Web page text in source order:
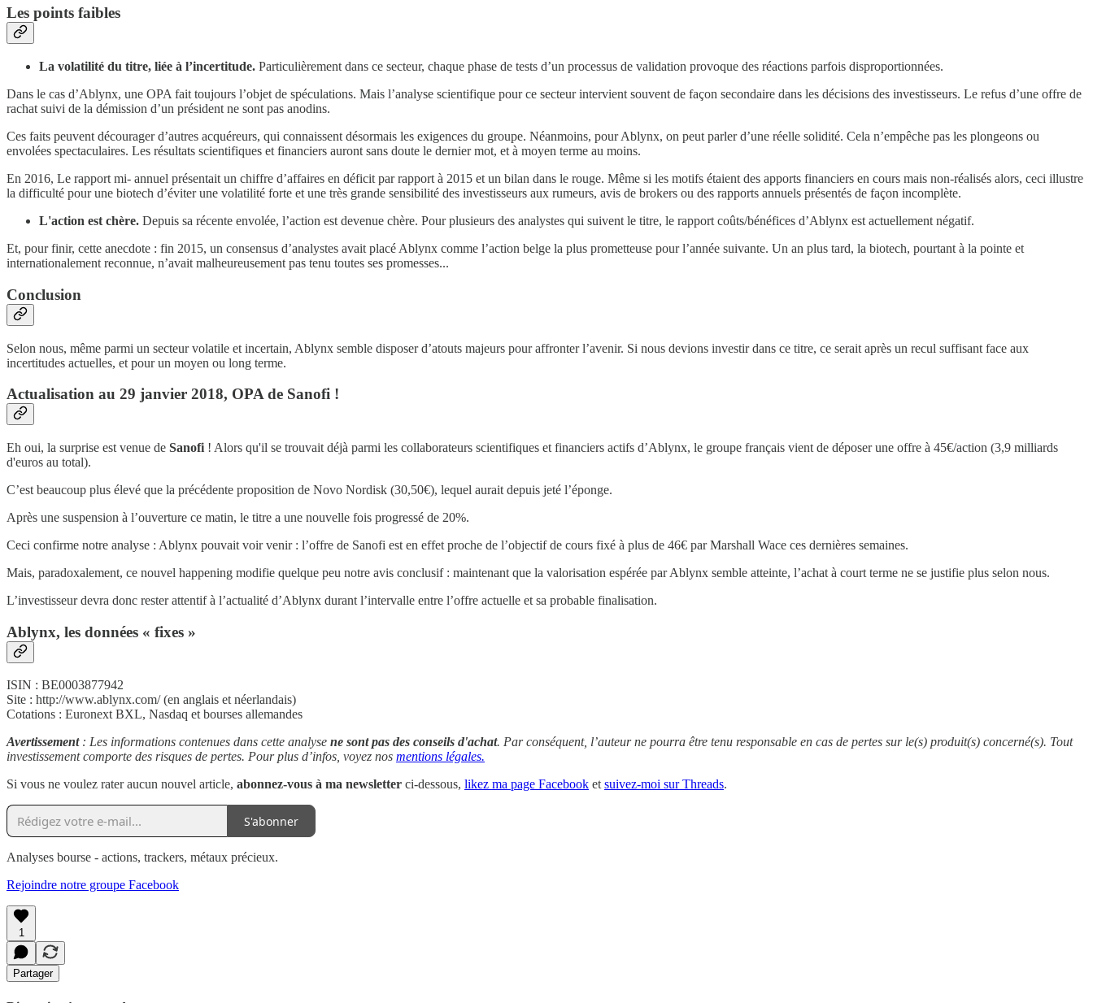
Les points faibles
La volatilité du titre, liée à l’incertitude. Particulièrement dans ce secteur, chaque phase de tests d’un processus de validation provoque des réactions parfois disproportionnées.
Dans le cas d’Ablynx, une OPA fait toujours l’objet de spéculations. Mais l’analyse scientifique pour ce secteur intervient souvent de façon secondaire dans les décisions des investisseurs. Le refus d’une offre de
rachat suivi de la démission d’un président ne sont pas anodins.
Ces faits peuvent décourager d’autres acquéreurs, qui connaissent désormais les exigences du groupe. Néanmoins, pour Ablynx, on peut parler d’une réelle solidité. Cela n’empêche pas les plongeons ou
envolées spectaculaires. Les résultats scientifiques et financiers auront sans doute le dernier mot, et à moyen terme au moins.
En 2016, Le rapport mi- annuel présentait un chiffre d’affaires en déficit par rapport à 2015 et un bilan dans le rouge. Même si les motifs étaient des apports financiers en cours mais non-réalisés alors, ceci illustre
la difficulté pour une biotech d’éviter une volatilité forte et une très grande sensibilité des investisseurs aux rumeurs, avis de brokers ou des rapports annuels présentés de façon incomplète.
L'action est chère. Depuis sa récente envolée, l’action est devenue chère. Pour plusieurs des analystes qui suivent le titre, le rapport coûts/bénéfices d’Ablynx est actuellement négatif.
Et, pour finir, cette anecdote : fin 2015, un consensus d’analystes avait placé Ablynx comme l’action belge la plus prometteuse pour l’année suivante. Un an plus tard, la biotech, pourtant à la pointe et
internationalement reconnue, n’avait malheureusement pas tenu toutes ses promesses...
Conclusion
Selon nous, même parmi un secteur volatile et incertain, Ablynx semble disposer d’atouts majeurs pour affronter l’avenir. Si nous devions investir dans ce titre, ce serait après un recul suffisant face aux
incertitudes actuelles, et pour un moyen ou long terme.
Actualisation au 29 janvier 2018, OPA de Sanofi !
Eh oui, la surprise est venue de Sanofi ! Alors qu'il se trouvait déjà parmi les collaborateurs scientifiques et financiers actifs d’Ablynx, le groupe français vient de déposer une offre à 45€/action (3,9 milliards
d'euros au total).
C’est beaucoup plus élevé que la précédente proposition de Novo Nordisk (30,50€), lequel aurait depuis jeté l’éponge.
Après une suspension à l’ouverture ce matin, le titre a une nouvelle fois progressé de 20%.
Ceci confirme notre analyse : Ablynx pouvait voir venir : l’offre de Sanofi est en effet proche de l’objectif de cours fixé à plus de 46€ par Marshall Wace ces dernières semaines.
Mais, paradoxalement, ce nouvel happening modifie quelque peu notre avis conclusif : maintenant que la valorisation espérée par Ablynx semble atteinte, l’achat à court terme ne se justifie plus selon nous.
L’investisseur devra donc rester attentif à l’actualité d’Ablynx durant l’intervalle entre l’offre actuelle et sa probable finalisation.
Ablynx, les données « fixes »
ISIN : BE0003877942
Site : http://www.ablynx.com/ (en anglais et néerlandais)
Cotations : Euronext BXL, Nasdaq et bourses allemandes
Avertissement: Les informations contenues dans cette analyse ne sont pas des conseils d'achat. Par conséquent, l’auteur ne pourra être tenu responsable en cas de pertes sur le(s) produit(s) concerné(s). Tout
investissement comporte des risques de pertes. Pour plus d’infos, voyez nos mentions légales.
Si vous ne voulez rater aucun nouvel article, abonnez-vous à ma newsletter ci-dessous, likez ma page Facebook etsuivez-moi sur Threads.
S'abonner
Analyses bourse - actions, trackers, métaux précieux.
Rejoindre notre groupe Facebook
1
Partager